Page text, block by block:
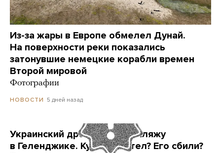
Из-за жары в Европе обмелел Дунай.
На поверхности реки показались
затонувшие немецкие корабли времен
Второй мировой
Фотографии
НОВОСТИ 5 дней назад
Украинский дрон попал по пляжу
в Геленджике. Куда он летел? Его сбили?